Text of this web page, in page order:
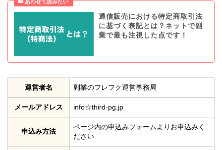
通信販売における特定商取引法
に基づく表記とは？ネットで副
業で最も注視した点です！
運営者名 副業のフレフク運営事務局
メールアドレス info☆third-pg.jp
申込み方法
ページ内の申込みフォームよりお申込みく
ださい